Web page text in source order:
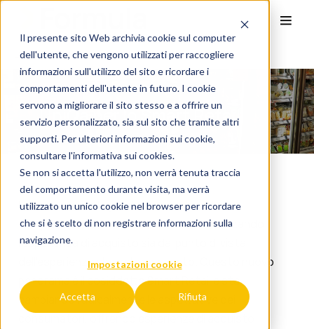
Il presente sito Web archivia cookie sul computer
dell'utente, che vengono utilizzati per raccogliere
informazioni sull'utilizzo del sito e ricordare i
comportamenti dell'utente in futuro. I cookie
servono a migliorare il sito stesso e a offrire un
servizio personalizzato, sia sul sito che tramite altri
supporti. Per ulteriori informazioni sui cookie,
consultare l'informativa sui cookies.
Se non si accetta l'utilizzo, non verrà tenuta traccia
del comportamento durante visita, ma verrà
utilizzato un unico cookie nel browser per ricordare
che si è scelto di non registrare informazioni sulla
navigazione.
Impostazioni cookie
Accetta Rifiuta
UniQa per lo Smart Retail
UniQa per lo Smart Retail
Le nuove tecnologie stanno cambiando il
completamente il mondo del retail, influenzando
l’esperienza di acquisto sia dal punto di vista
dell’esperienza che del pagamento. Questo nuovo
panorama è il cosiddetto Smart Retail e sta
cambiando radicalmente le aspettative dei